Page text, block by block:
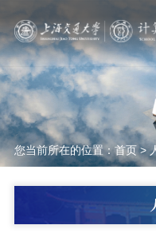
您当前所在的位置：首页>